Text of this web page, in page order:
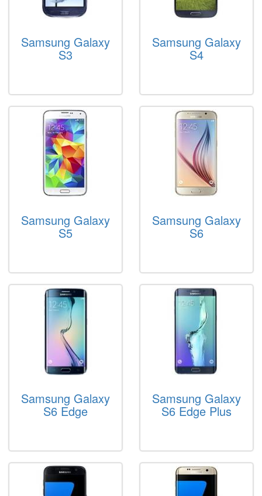
Samsung Galaxy
S3
Samsung Galaxy
S4
Samsung Galaxy
S5
Samsung Galaxy
S6
Samsung Galaxy
S6 Edge
Samsung Galaxy
S6 Edge Plus